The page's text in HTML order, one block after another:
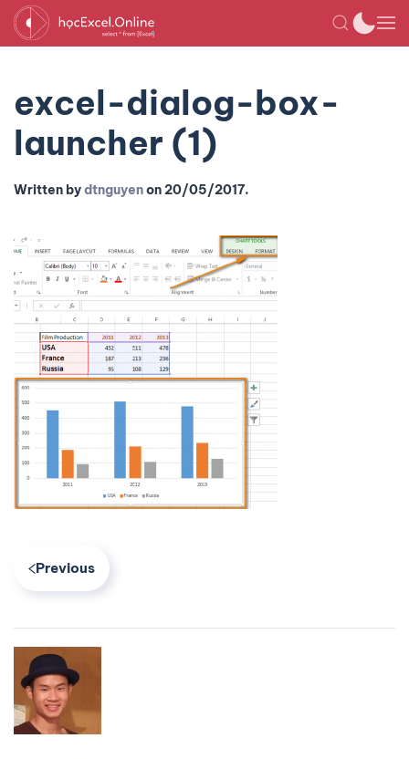
excel-dialog-box-
launcher (1)
Written bydtnguyenon20/05/2017.
Previous